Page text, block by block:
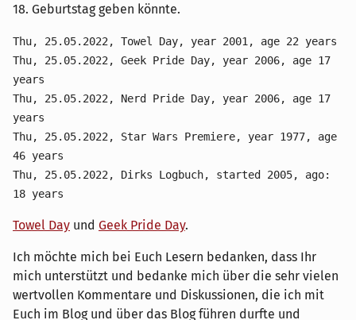
18. Geburtstag geben könnte.
Thu, 25.05.2022, Towel Day, year 2001, age 22 years
Thu, 25.05.2022, Geek Pride Day, year 2006, age 17
years
Thu, 25.05.2022, Nerd Pride Day, year 2006, age 17
years
Thu, 25.05.2022, Star Wars Premiere, year 1977, age
46 years
Thu, 25.05.2022, Dirks Logbuch, started 2005, ago:
18 years
Towel Day und Geek Pride Day.
Ich möchte mich bei Euch Lesern bedanken, dass Ihr
mich unterstützt und bedanke mich über die sehr vielen
wertvollen Kommentare und Diskussionen, die ich mit
Euch im Blog und über das Blog führen durfte und